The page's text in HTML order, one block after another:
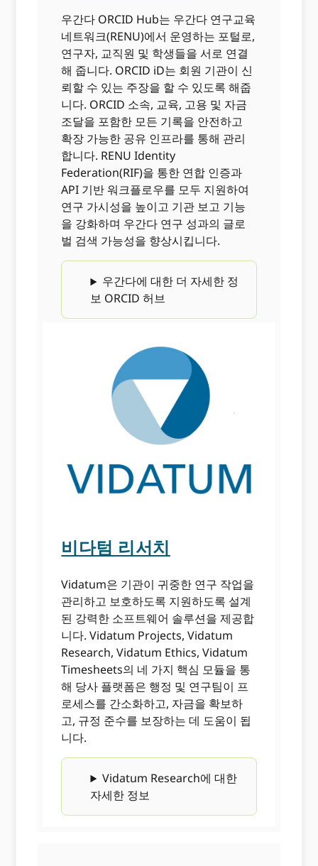
우간다 ORCID Hub는 우간다 연구교육
네트워크(RENU)에서 운영하는 포털로,
연구자, 교직원 및 학생들을 서로 연결
해 줍니다. ORCID iD는 회원 기관이 신
뢰할 수 있는 주장을 할 수 있도록 해줍
니다. ORCID 소속, 교육, 고용 및 자금
조달을 포함한 모든 기록을 안전하고
확장 가능한 공유 인프라를 통해 관리
합니다. RENU Identity
Federation(RIF)을 통한 연합 인증과
API 기반 워크플로우를 모두 지원하여
연구 가시성을 높이고 기관 보고 기능
을 강화하며 우간다 연구 성과의 글로
벌 검색 가능성을 향상시킵니다.
우간다에 대한 더 자세한 정
보 ORCID 허브
비다텀 리서치
Vidatum은 기관이 귀중한 연구 작업을
관리하고 보호하도록 지원하도록 설계
된 강력한 소프트웨어 솔루션을 제공합
니다. Vidatum Projects, Vidatum
Research, Vidatum Ethics, Vidatum
Timesheets의 네 가지 핵심 모듈을 통
해 당사 플랫폼은 행정 및 연구팀이 프
로세스를 간소화하고, 자금을 확보하
고, 규정 준수를 보장하는 데 도움이 됩
니다.
Vidatum Research에 대한
자세한 정보